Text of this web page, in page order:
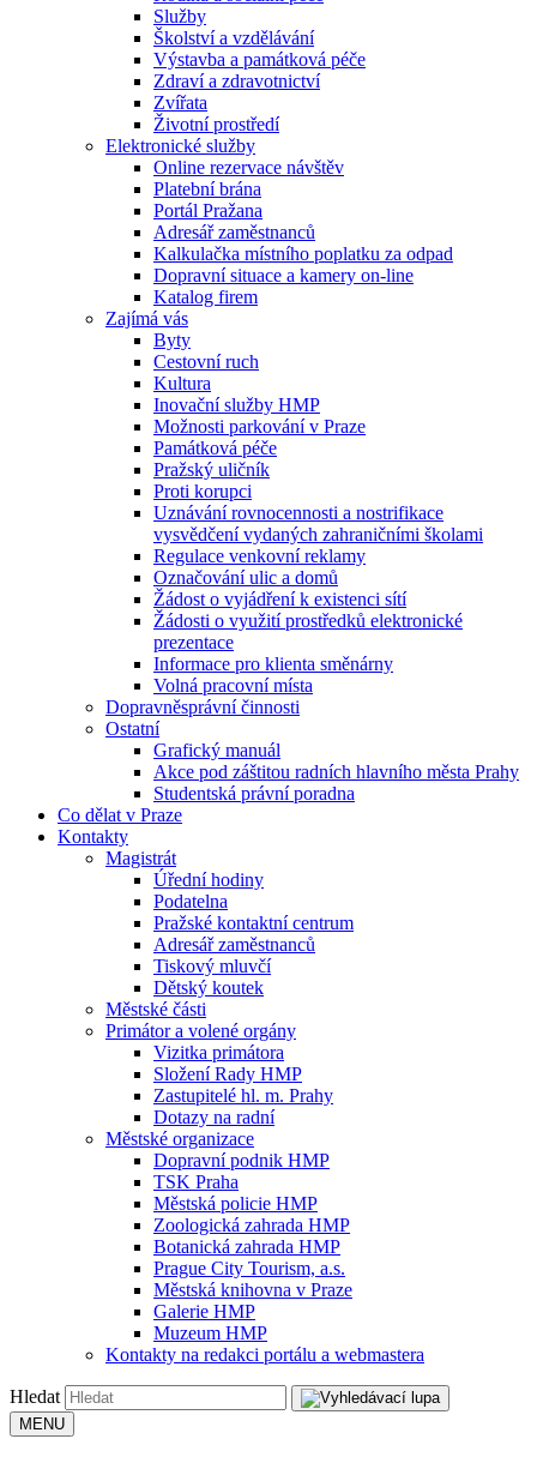
Služby
Školství a vzdělávání
Výstavba a památková péče
Zdraví a zdravotnictví
Zvířata
Životní prostředí
Elektronické služby
Online rezervace návštěv
Platební brána
Portál Pražana
Adresář zaměstnanců
Kalkulačka místního poplatku za odpad
Dopravní situace a kamery on-line
Katalog firem
Zajímá vás
Byty
Cestovní ruch
Kultura
Inovační služby HMP
Možnosti parkování v Praze
Památková péče
Pražský uličník
Proti korupci
Uznávání rovnocennosti a nostrifikace
vysvědčení vydaných zahraničními školami
Regulace venkovní reklamy
Označování ulic a domů
Žádost o vyjádření k existenci sítí
Žádosti o využití prostředků elektronické
prezentace
Informace pro klienta směnárny
Volná pracovní místa
Dopravněsprávní činnosti
Ostatní
Grafický manuál
Akce pod záštitou radních hlavního města Prahy
Studentská právní poradna
Co dělat v Praze
Kontakty
Magistrát
Úřední hodiny
Podatelna
Pražské kontaktní centrum
Adresář zaměstnanců
Tiskový mluvčí
Dětský koutek
Městské části
Primátor a volené orgány
Vizitka primátora
Složení Rady HMP
Zastupitelé hl. m. Prahy
Dotazy na radní
Městské organizace
Dopravní podnik HMP
TSK Praha
Městská policie HMP
Zoologická zahrada HMP
Botanická zahrada HMP
Prague City Tourism, a.s.
Městská knihovna v Praze
Galerie HMP
Muzeum HMP
Kontakty na redakci portálu a webmastera
Hledat
MENU